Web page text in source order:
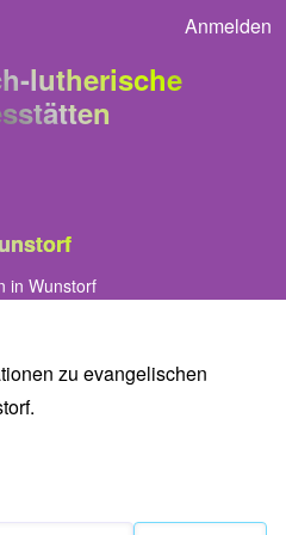
User
Anmelden
lutherische
in Wunstorf
zu evangelischen